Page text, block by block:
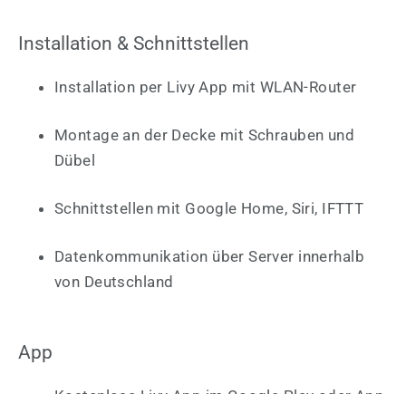
Installation & Schnittstellen
Installation per Livy App mit WLAN-Router
Montage an der Decke mit Schrauben und
Dübel
Schnittstellen mit Google Home, Siri, IFTTT
Datenkommunikation über Server innerhalb
von Deutschland
App